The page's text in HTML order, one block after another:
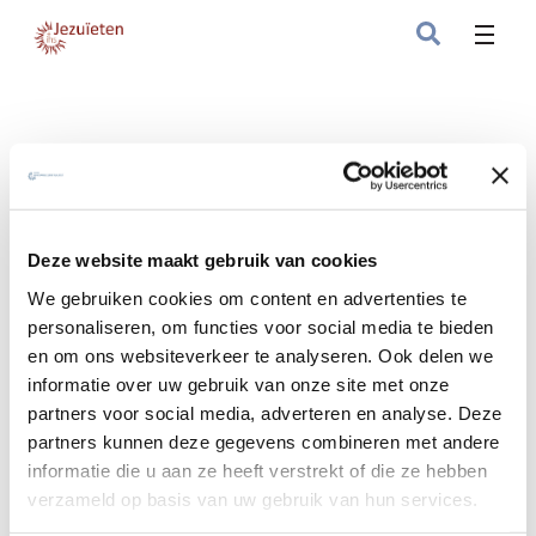
Deze website maakt gebruik van cookies
We gebruiken cookies om content en advertenties te
personaliseren, om functies voor social media te bieden
en om ons websiteverkeer te analyseren. Ook delen we
informatie over uw gebruik van onze site met onze
partners voor social media, adverteren en analyse. Deze
partners kunnen deze gegevens combineren met andere
informatie die u aan ze heeft verstrekt of die ze hebben
verzameld op basis van uw gebruik van hun services.
Geestelijke Oefeningen in het
dagelijks leven, teams Nederland
Overzicht begeleidingsteams Geestelijke